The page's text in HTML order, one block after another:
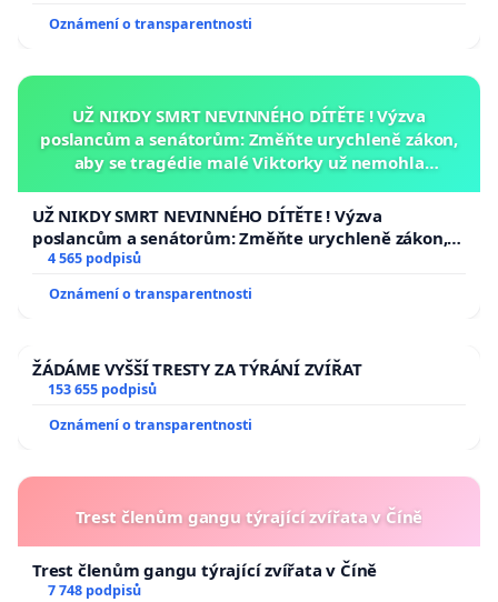
Oznámení o transparentnosti
UŽ NIKDY SMRT NEVINNÉHO DÍTĚTE ! Výzva
poslancům a senátorům: Změňte urychleně zákon,
aby se tragédie malé Viktorky už nemohla
UŽ NIKDY SMRT NEVINNÉHO DÍTĚTE ! Výzva
poslancům a senátorům: Změňte urychleně zákon,
aby se tragédie malé Viktorky už nemohla opakovat!
4 565 podpisů
Oznámení o transparentnosti
ŽÁDÁME VYŠŠÍ TRESTY ZA TÝRÁNÍ ZVÍŘAT
153 655 podpisů
Oznámení o transparentnosti
Trest členům gangu týrající zvířata v Číně
Trest členům gangu týrající zvířata v Číně
7 748 podpisů